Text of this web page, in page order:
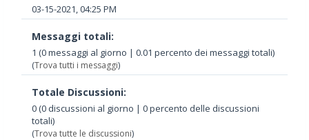
03-15-2021, 04:25 PM
Messaggi totali:
1 (0 messaggi al giorno | 0.01 percento dei messaggi totali)
(Trova tutti i messaggi)
Totale Discussioni:
0 (0 discussioni al giorno | 0 percento delle discussioni
totali)
(Trova tutte le discussioni)